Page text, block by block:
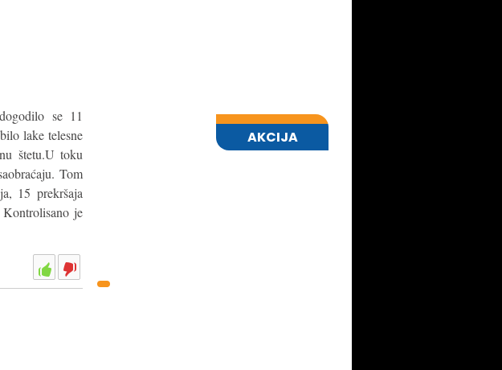
se 11
lake telesne
štetu.U toku
Tom
15 prekršaja
Kontrolisano je